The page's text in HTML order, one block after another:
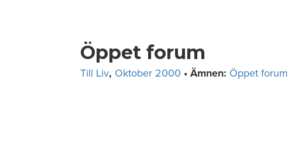
Öppet forum
Till Liv, Oktober 2000 • Ämnen: Öppet forum